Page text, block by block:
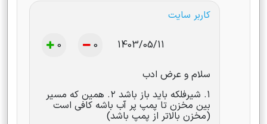
کاربر سایت
1403/05/11
0
0
سلام و عرض ادب
۱. شیرفلکه باید باز باشد ۲. همین که مسیر
بین مخزن تا پمپ پر آب باشه کافی است
(مخزن بالاتر از پمپ باشد)